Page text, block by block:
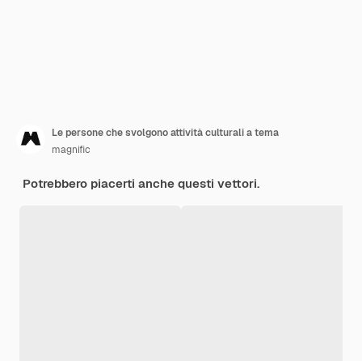
Le persone che svolgono attività culturali a tema
magnific
Potrebbero piacerti anche questi vettori.